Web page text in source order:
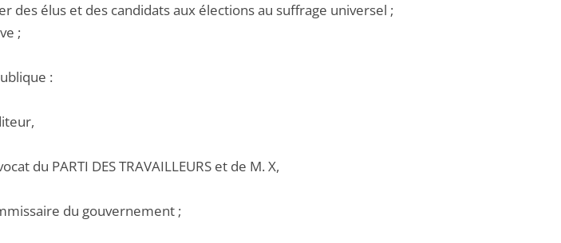
des élus et des candidats aux élections au suffrage universel ;
;
:
du PARTI DES TRAVAILLEURS et de M. X,
du gouvernement ;